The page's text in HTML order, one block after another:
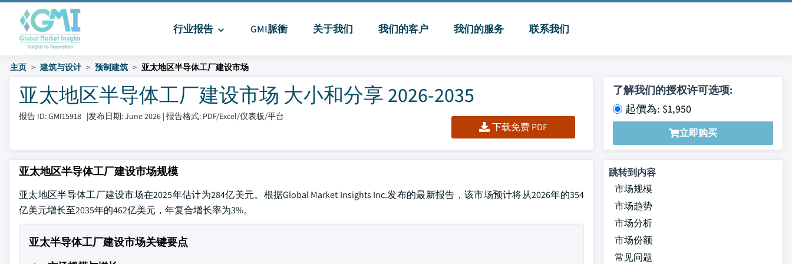
行业报告 GMI脈衝 关于我们 我们的客户 我们的服务 联系我们
主页 建筑与设计 预制建筑 亚太地区半导体工厂建设市场
亚太地区半导体工厂建设市场 大小和分享 2026-2035
报告 ID: GMI15918 |发布日期: June 2026 | 报告格式: PDF/Excel/仪表板/平台
下载免费 PDF
了解我们的授权许可选项:
起價為: $1,950
立即购买
亚太地区半导体工厂建设市场规模
亚太地区半导体工厂建设市场在2025年估计为284亿美元。根据Global Market Insights Inc.发布的最新报告，该市场预计将从2026年的354
亿美元增长至2035年的462亿美元，年复合增长率为3%。
亚太半导体工厂建设市场关键要点
跳转到内容
市场规模
市场趋势
市场分析
市场份额
常见问题